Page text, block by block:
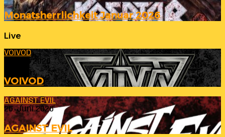
Monatsherrlichkeit Januar 2026
Live
VOIVOD
23. Juli 2026
VOIVOD
AGAINST EVIL
26. Juni 2026
AGAINST EVIL